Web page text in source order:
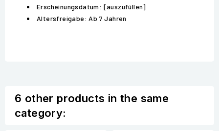
Erscheinungsdatum: [auszufüllen]
Altersfreigabe: Ab 7 Jahren
6 other products in the same
category: